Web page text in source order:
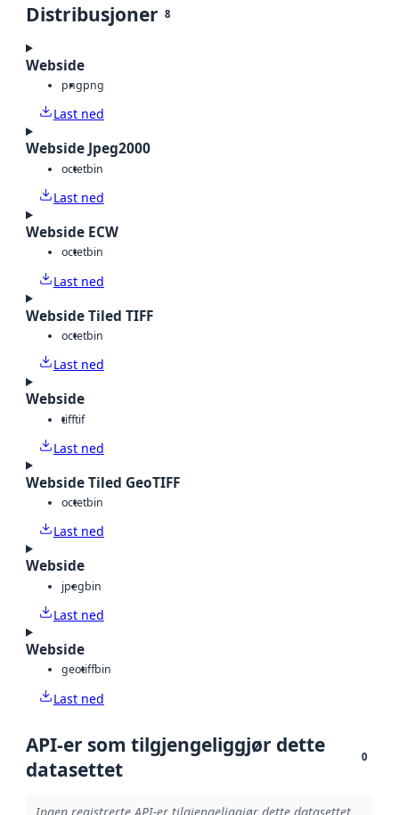
Distribusjoner 8
Webside
pngpng
Last ned
Webside Jpeg2000
octetbin
Last ned
Webside ECW
octetbin
Last ned
Webside Tiled TIFF
octetbin
Last ned
Webside
tifftif
Last ned
Webside Tiled GeoTIFF
octetbin
Last ned
Webside
jpegbin
Last ned
Webside
geotiffbin
Last ned
API-er som tilgjengeliggjør dette
datasettet
0